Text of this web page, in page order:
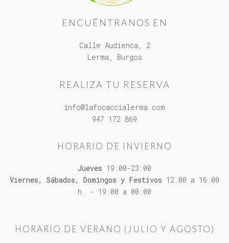
ENCUÉNTRANOS EN
Calle Audienca, 2
Lerma, Burgos
REALIZA TU RESERVA
info@lafocaccialerma.com
947 172 869
HORARIO DE INVIERNO
Jueves 19:00-23:00
Viernes, Sábados, Domingos y Festivos 12.00 a 16.00
h. - 19:00 a 00:00
HORARIO DE VERANO (JULIO Y AGOSTO)